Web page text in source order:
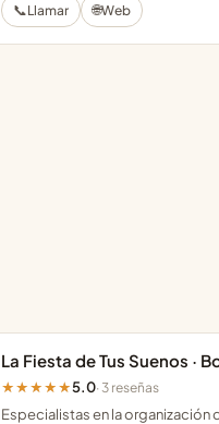
📞Llamar 🌐Web
La Fiesta de Tus Suenos ·
★★★★★5.0· 3 reseñas
Especialistas en la